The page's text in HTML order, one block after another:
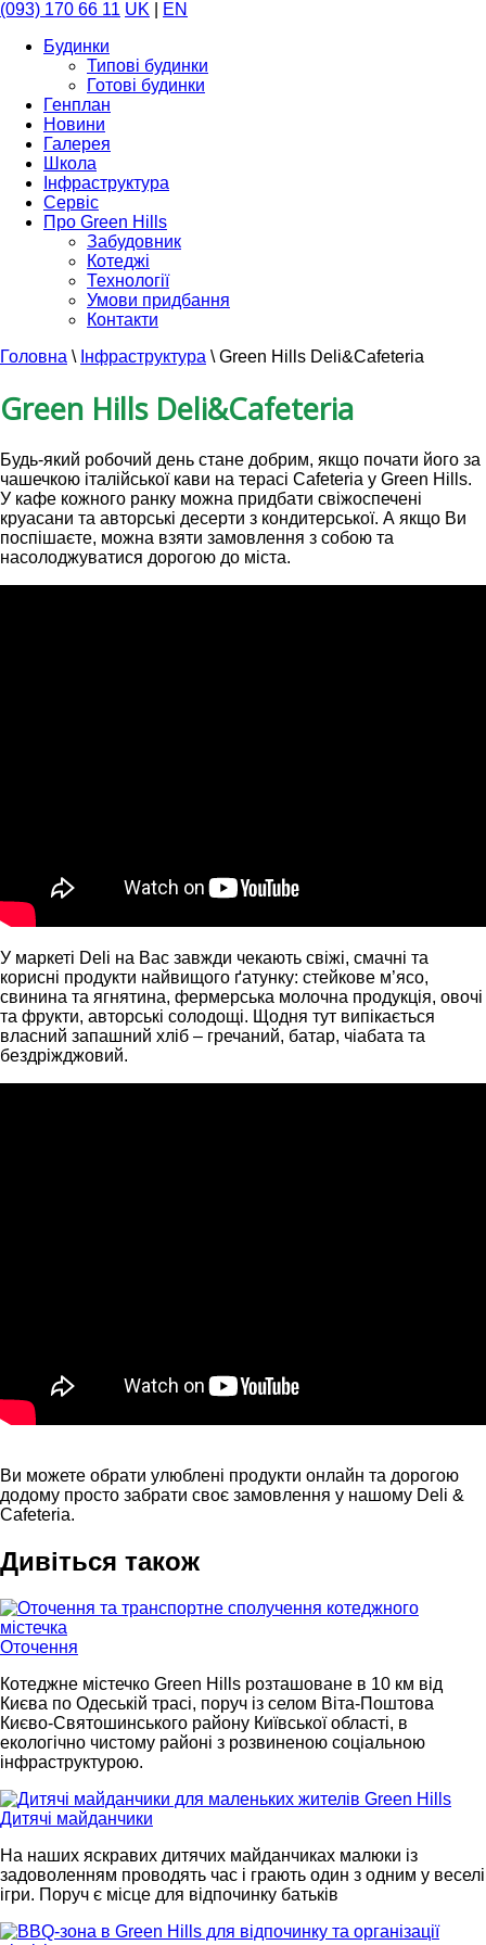
(093) 170 66 11 UK
EN
Будинки
Типові будинки
Готові будинки
Генплан
Новини
Галерея
Школа
Інфраструктура
Сервіс
Про Green Hills
Забудовник
Котеджі
Технології
Умови придбання
Контакти
Головна \ Інфраструктура \ Green Hills Deli&Cafeteria
Green Hills Deli&Cafeteria
Будь-який робочий день стане добрим, якщо почати його за
чашечкою італійської кави на терасі Cafeteria у Green Hills.
У кафе кожного ранку можна придбати свіжоспечені
круасани та авторські десерти з кондитерської. А якщо Ви
поспішаєте, можна взяти замовлення з собою та
насолоджуватися дорогою до міста.
У маркеті Deli на Вас завжди чекають свіжі, смачні та
корисні продукти найвищого ґатунку: стейкове м’ясо,
свинина та ягнятина, фермерська молочна продукція, овочі
та фрукти, авторські солодощі. Щодня тут випікається
власний запашний хліб – гречаний, батар, чіабата та
бездріжджовий.
Ви можете обрати улюблені продукти онлайн та дорогою
додому просто забрати своє замовлення у нашому Deli &
Cafeteria.
Дивіться також
Оточення
Котеджне містечко Green Hills розташоване в 10 км від
Києва по Одеській трасі, поруч із селом Віта-Поштова
Києво-Святошинського району Київської області, в
екологічно чистому районі з розвиненою соціальною
інфраструктурою.
Дитячі майданчики
На наших яскравих дитячих майданчиках малюки із
задоволенням проводять час і грають один з одним у веселі
ігри. Поруч є місце для відпочинку батьків